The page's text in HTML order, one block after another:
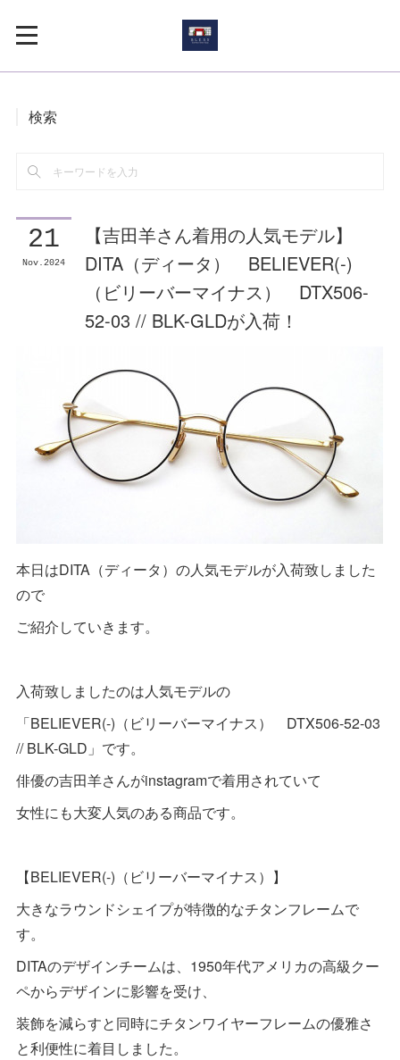
検索
21
Nov 2024
【吉田羊さん着用の人気モデル】
DITA（ディータ） BELIEVER(-)
（ビリーバーマイナス） DTX506-
52-03 // BLK-GLDが入荷！
本日はDITA（ディータ）の人気モデルが入荷致しました
ので
ご紹介していきます。
入荷致しましたのは人気モデルの
「BELIEVER(-)（ビリーバーマイナス） DTX506-52-03
// BLK-GLD」です。
俳優の吉田羊さんがinstagramで着用されていて
女性にも大変人気のある商品です。
【BELIEVER(-)（ビリーバーマイナス）】
大きなラウンドシェイプが特徴的なチタンフレームで
す。
DITAのデザインチームは、1950年代アメリカの高級クー
ペからデザインに影響を受け、
装飾を減らすと同時にチタンワイヤーフレームの優雅さ
と利便性に着目しました。